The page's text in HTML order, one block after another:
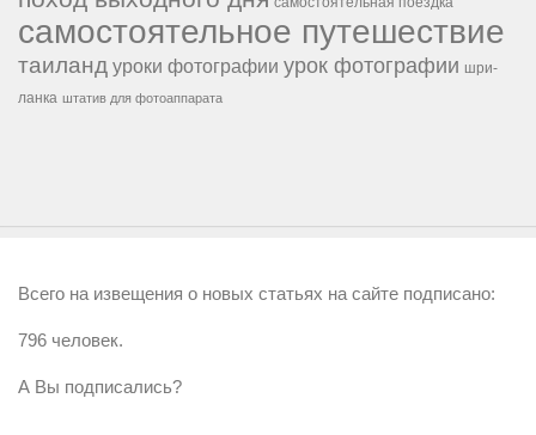
самостоятельное путешествие
таиланд уроки фотографии урок фотографии шри-
ланка штатив для фотоаппарата
Всего на извещения о новых статьях на сайте подписано:
796 человек.
А Вы подписались?